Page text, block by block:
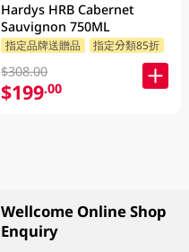
Hardys HRB Cabernet
Sauvignon 750ML
指定品牌送贈品 指定分類85折
$308.00
$199.00
Wellcome Online Shop
Enquiry